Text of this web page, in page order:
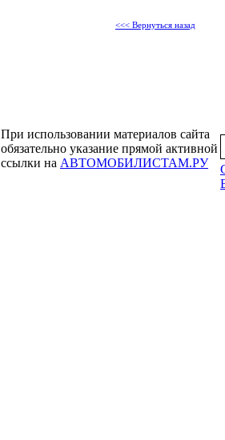
<<< Вернуться назад
При использовании материалов сайта
обязательно указание прямой активной
ссылки на АВТОМОБИЛИСТАМ.РУ